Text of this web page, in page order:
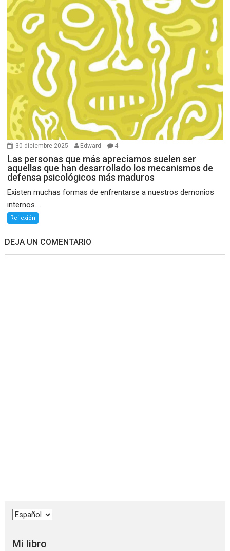
30 diciembre 2025 Edward 4
Las personas que más apreciamos suelen ser
aquellas que han desarrollado los mecanismos de
defensa psicológicos más maduros
Existen muchas formas de enfrentarse a nuestros demonios
internos....
Reflexión
DEJA UN COMENTARIO
Elegir
idioma
Mi libro